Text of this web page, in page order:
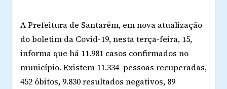
A Prefeitura de Santarém, em nova atualização
do boletim da Covid-19, nesta terça-feira, 15,
informa que há 11.981 casos confirmados no
município. Existem 11.334 pessoas recuperadas,
452 óbitos, 9.830 resultados negativos, 89